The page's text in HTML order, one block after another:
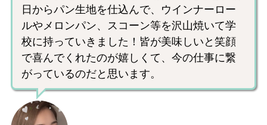
日からパン生地を仕込んで、ウインナーロー
ルやメロンパン、スコーン等を沢山焼いて学
校に持っていきました！皆が美味しいと笑顔
で喜んでくれたのが嬉しくて、今の仕事に繋
がっているのだと思います。